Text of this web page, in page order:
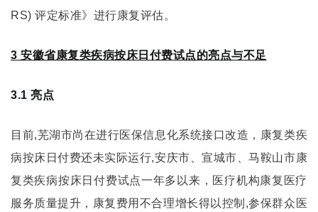
RS) 评定标准》进行康复评估。
3 安徽省康复类疾病按床日付费试点的亮点与不足
3.1 亮点
目前,芜湖市尚在进行医保信息化系统接口改造，康复类疾
病按床日付费还未实际运行,安庆市、宣城市、马鞍山市康
复类疾病按床日付费试点一年多以来，医疗机构康复医疗
服务质量提升，康复费用不合理增长得以控制,参保群众医